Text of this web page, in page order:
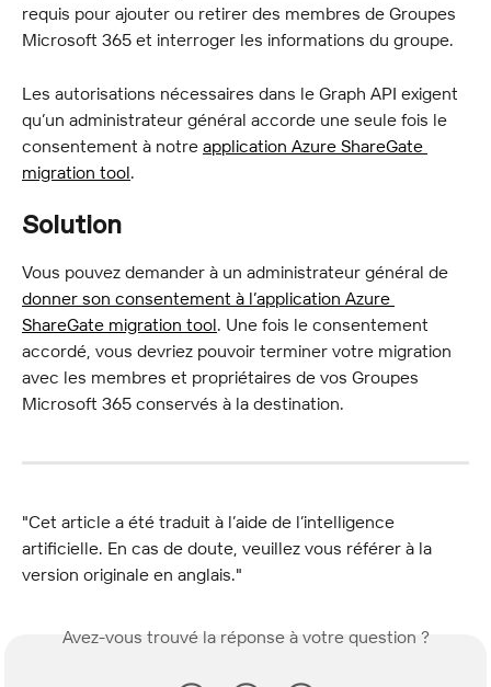
requis pour ajouter ou retirer des membres de Groupes
Microsoft 365 et interroger les informations du groupe.
Les autorisations nécessaires dans le Graph API exigent
qu’un administrateur général accorde une seule fois le
consentement à notre application Azure ShareGate
migration tool.
Solution
Vous pouvez demander à un administrateur général de
donner son consentement à l’application Azure
ShareGate migration tool. Une fois le consentement
accordé, vous devriez pouvoir terminer votre migration
avec les membres et propriétaires de vos Groupes
Microsoft 365 conservés à la destination.
"Cet article a été traduit à l’aide de l’intelligence
artificielle. En cas de doute, veuillez vous référer à la
version originale en anglais."
Avez-vous trouvé la réponse à votre question ?